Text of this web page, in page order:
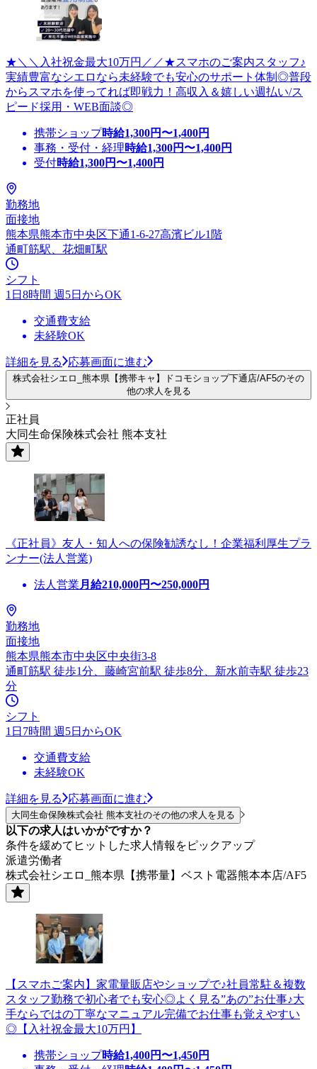
★＼＼入社祝金最大10万円／／★スマホのご案内スタッフ♪
実績豊富なシエロなら未経験でも安心のサポート体制◎普段
からスマホを使ってれば即戦力！高収入＆嬉しい週払い/ス
ピード採用・WEB面談◎
携帯ショップ時給1,300円〜1,400円
事務・受付・経理時給1,300円〜1,400円
受付時給1,300円〜1,400円
勤務地
面接地
熊本県熊本市中央区下通1-6-27高濱ビル1階
通町筋駅、花畑町駅
シフト
1日8時間 週5日からOK
交通費支給
未経験OK
詳細を見る 応募画面に進む
株式会社シエロ_熊本県【携帯キャ】ドコモショップ下通店/AF5のその
他の求人を見る
正社員
大同生命保険株式会社 熊本支社
《正社員》友人・知人への保険勧誘なし！企業福利厚生プラ
ンナー(法人営業)
法人営業 月給210,000円〜250,000円
勤務地
面接地
熊本県熊本市中央区中央街3-8
通町筋駅 徒歩1分、藤崎宮前駅 徒歩8分、新水前寺駅 徒歩23
分
シフト
1日7時間 週5日からOK
交通費支給
未経験OK
詳細を見る 応募画面に進む
大同生命保険株式会社 熊本支社のその他の求人を見る
以下の求人はいかがですか？
条件を緩めてヒットした求人情報をピックアップ
派遣労働者
株式会社シエロ_熊本県【携帯量】ベスト電器熊本本店/AF5
【スマホご案内】家電量販店やショップで♪社員常駐＆複数
スタッフ勤務で初心者でも安心◎よく見る”あの”お仕事♪大
手ならではの丁寧なマニュアル完備でお仕事も覚えやすい
◎【入社祝金最大10万円】
携帯ショップ時給1,400円〜1,450円